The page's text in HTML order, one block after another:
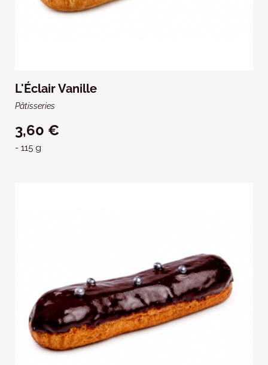
L'Éclair Vanille
Pâtisseries
3,60 €
- 115 g